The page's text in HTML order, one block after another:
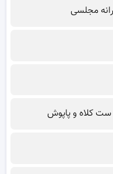
مجلسی
کلاه و پاپوش